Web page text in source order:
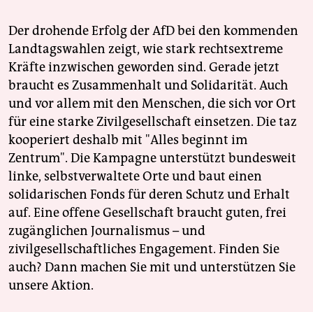
Der drohende Erfolg der AfD bei den kommenden
Landtagswahlen zeigt, wie stark rechtsextreme
Kräfte inzwischen geworden sind. Gerade jetzt
braucht es Zusammenhalt und Solidarität. Auch
und vor allem mit den Menschen, die sich vor Ort
für eine starke Zivilgesellschaft einsetzen. Die taz
kooperiert deshalb mit "Alles beginnt im
Zentrum". Die Kampagne unterstützt bundesweit
linke, selbstverwaltete Orte und baut einen
solidarischen Fonds für deren Schutz und Erhalt
auf. Eine offene Gesellschaft braucht guten, frei
zugänglichen Journalismus – und
zivilgesellschaftliches Engagement. Finden Sie
auch? Dann machen Sie mit und unterstützen Sie
unsere Aktion.